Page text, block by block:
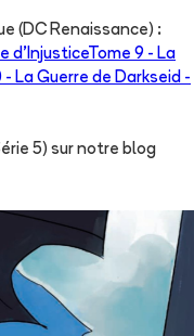
(DC Renaissance) :
d'InjusticeTome 9 - La
- La Guerre de Darkseid -
5) sur notre blog